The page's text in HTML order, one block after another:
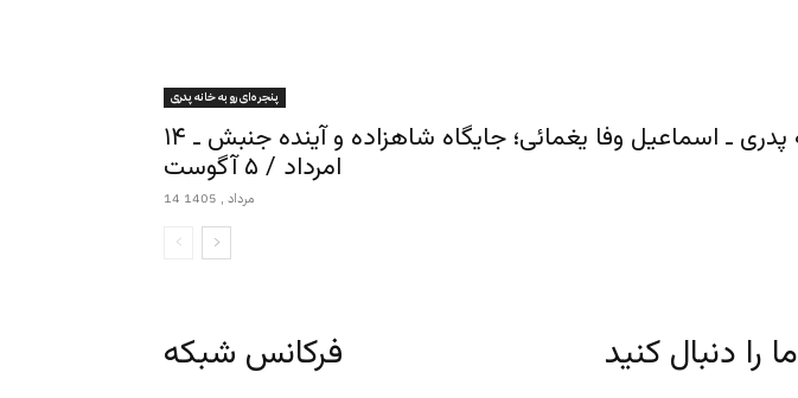
پنجره‌ای رو به خانه پدری
پنجره‌ای رو به خانه پدری ـ اسماعیل وفا یغمائی؛ جایگاه شاهزاده و آینده جنبش ـ ۱۴
امرداد / ۵ آگوست
14 مرداد , 1405
فرکانس شبکه ما را دنبال کنید